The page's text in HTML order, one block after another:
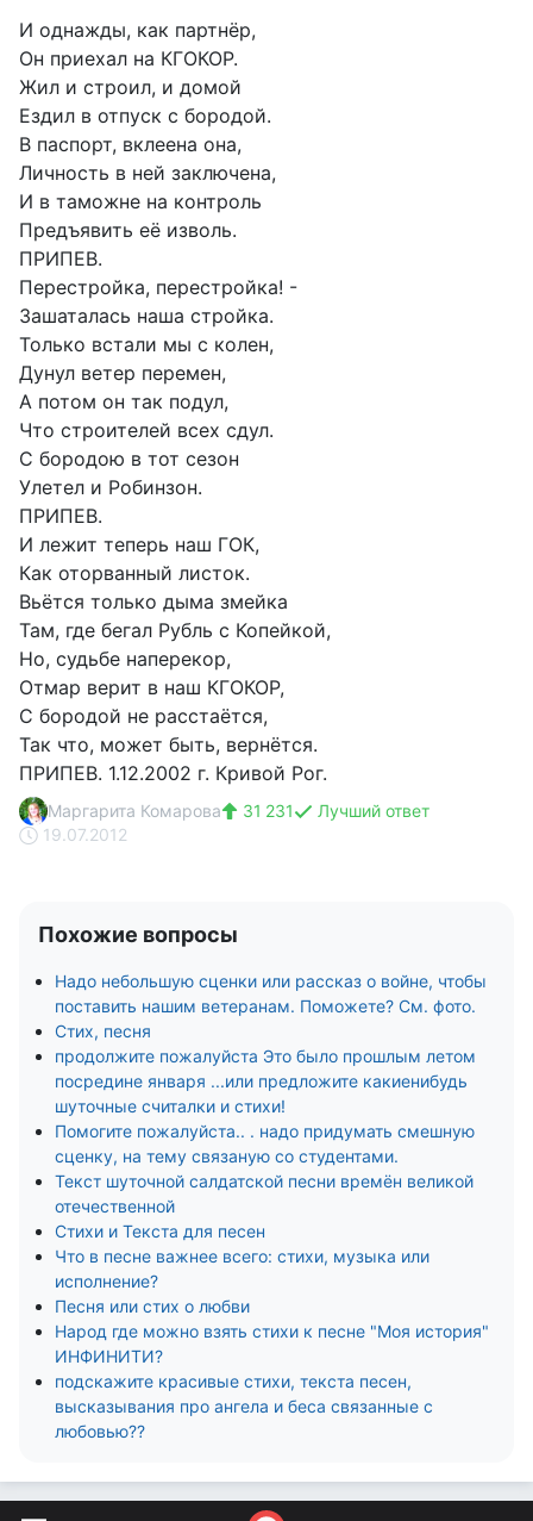
И однажды, как партнёр,
Он приехал на КГОКОР.
Жил и строил, и домой
Ездил в отпуск с бородой.
В паспорт, вклеена она,
Личность в ней заключена,
И в таможне на контроль
Предъявить её изволь.
ПРИПЕВ.
Перестройка, перестройка! -
Зашаталась наша стройка.
Только встали мы с колен,
Дунул ветер перемен,
А потом он так подул,
Что строителей всех сдул.
С бородою в тот сезон
Улетел и Робинзон.
ПРИПЕВ.
И лежит теперь наш ГОК,
Как оторванный листок.
Вьётся только дыма змейка
Там, где бегал Рубль с Копейкой,
Но, судьбе наперекор,
Отмар верит в наш КГОКОР,
С бородой не расстаётся,
Так что, может быть, вернётся.
ПРИПЕВ. 1.12.2002 г. Кривой Рог.
Маргарита Комарова 31 231
Лучший ответ
19.07.2012
Похожие вопросы
Надо небольшую сценки или рассказ о войне, чтобы
поставить нашим ветеранам. Поможете? См. фото.
Стих, песня
продолжите пожалуйста Это было прошлым летом
посредине января ...или предложите какиенибудь
шуточные считалки и стихи!
Помогите пожалуйста.. . надо придумать смешную
сценку, на тему связаную со студентами.
Текст шуточной салдатской песни времён великой
отечественной
Стихи и Текста для песен
Что в песне важнее всего: стихи, музыка или
исполнение?
Песня или стих о любви
Народ где можно взять стихи к песне "Моя история"
ИНФИНИТИ?
подскажите красивые стихи, текста песен,
высказывания про ангела и беса связанные с
любовью??